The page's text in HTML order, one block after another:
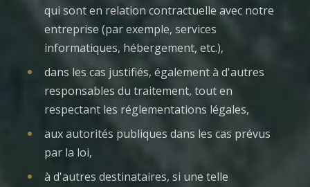
qui sont en relation contractuelle avec notre
entreprise (par exemple, services
informatiques, hébergement, etc.),
dans les cas justifiés, également à d'autres
responsables du traitement, tout en
respectant les réglementations légales,
aux autorités publiques dans les cas prévus
par la loi,
à d'autres destinataires, si une telle